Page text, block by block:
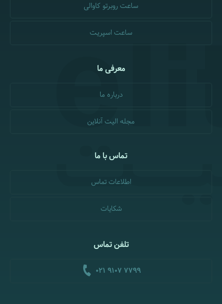
ساعت روبرتو کاوالی
ساعت اسپریت
معرفی ما
درباره ما
مجله الیت آنلاین
تماس با ما
اطلاعات تماس
شکایات
تلفن تماس
021 9107 7799